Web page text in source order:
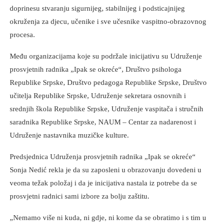
doprinesu stvaranju sigurnijeg, stabilnijeg i podsticajnijeg
okruženja za djecu, učenike i sve učesnike vaspitno-obrazovnog
procesa.
Među organizacijama koje su podržale inicijativu su Udruženje
prosvjetnih radnika „Ipak se okreće“, Društvo psihologa
Republike Srpske, Društvo pedagoga Republike Srpske, Društvo
učitelja Republike Srpske, Udruženje sekretara osnovnih i
srednjih škola Republike Srpske, Udruženje vaspitača i stručnih
saradnika Republike Srpske, NAUM – Centar za nadarenost i
Udruženje nastavnika muzičke kulture.
Predsjednica Udruženja prosvjetnih radnika „Ipak se okreće“
Sonja Nedić rekla je da su zaposleni u obrazovanju dovedeni u
veoma težak položaj i da je inicijativa nastala iz potrebe da se
prosvjetni radnici sami izbore za bolju zaštitu.
„Nemamo više ni kuda, ni gdje, ni kome da se obratimo i s tim u